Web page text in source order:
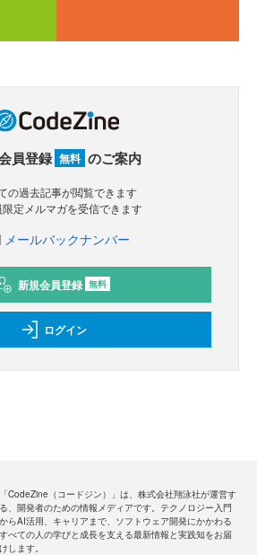
員登録 無料 のご案内
の過去記事が閲覧できます
限定メルマガを受信できます
メールバックナンバー
新規会員登録 無料
ログイン
「CodeZine（コードジン）」は、株式会社翔泳社が運営す
る、開発者のための情報メディアです。テクノロジー入門
からAI活用、キャリアまで、ソフトウェア開発にかかわる
すべての人の学びと成長を支える最新情報と実践知をお届
けします。